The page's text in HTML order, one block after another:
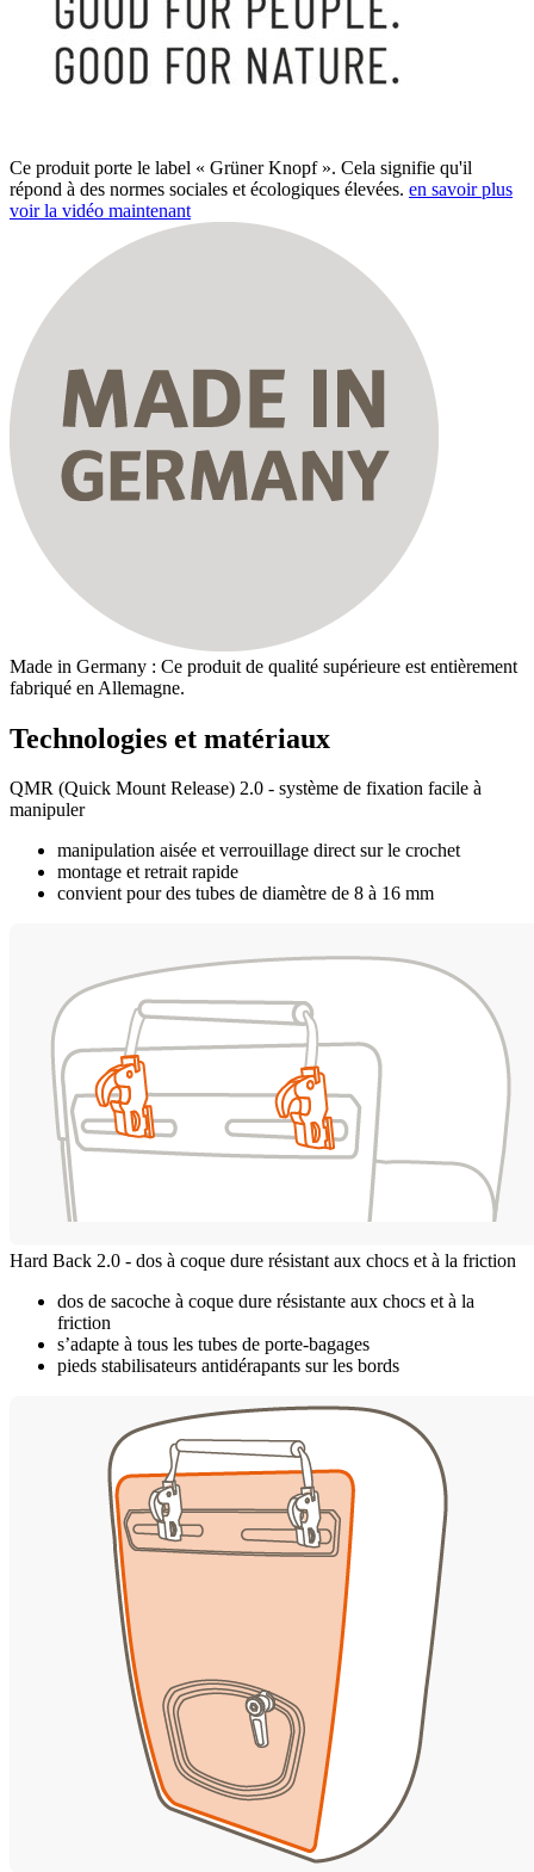
Ce produit porte le label « Grüner Knopf ». Cela signifie qu'il
répond à des normes sociales et écologiques élevées. en savoir plus
voir la vidéo maintenant
Made in Germany : Ce produit de qualité supérieure est entièrement
fabriqué en Allemagne.
Technologies et matériaux
QMR (Quick Mount Release) 2.0 - système de fixation facile à
manipuler
manipulation aisée et verrouillage direct sur le crochet
montage et retrait rapide
convient pour des tubes de diamètre de 8 à 16 mm
Hard Back 2.0 - dos à coque dure résistant aux chocs et à la friction
dos de sacoche à coque dure résistante aux chocs et à la
friction
s’adapte à tous les tubes de porte-bagages
pieds stabilisateurs antidérapants sur les bords